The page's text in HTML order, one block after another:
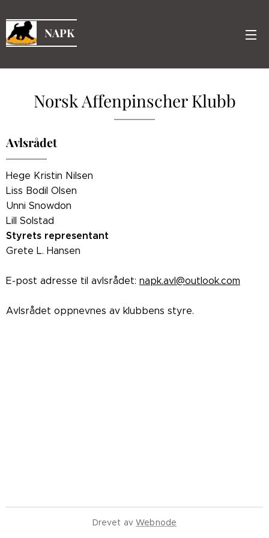
NAPK
Norsk Affenpinscher Klubb
Avlsrådet
Hege Kristin Nilsen
Liss Bodil Olsen
Unni Snowdon
Lill Solstad
Styrets representant
Grete L. Hansen
E-post adresse til avlsrådet: napk.avl@outlook.com
Avlsrådet oppnevnes av klubbens styre.
Drevet avWebnode